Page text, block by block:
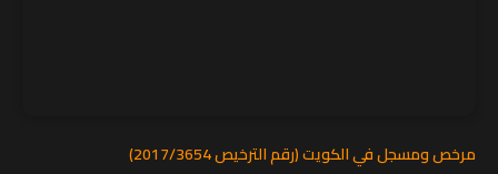
مرخص ومسجل في الكويت (رقم الترخيص 2017/3654)